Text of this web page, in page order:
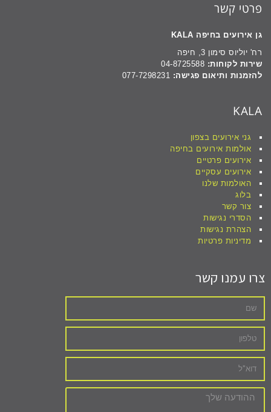
פרטי קשר
גן אירועים בחיפה KALA
רח' יוליוס סימון 3, חיפה
שירות לקוחות:
להזמנות ותיאום פגישה: 077-7298231
KALA
גני אירועים בצפון
אולמות אירועים בחיפה
אירועים פרטיים
אירועים עסקיים
האולמות שלנו
בלוג
צור קשר
הסדרי נגישות
הצהרת נגישות
מדיניות פרטיות
צרו עמנו קשר